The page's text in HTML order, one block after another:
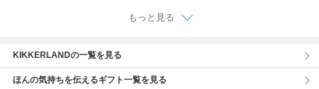
もっと見る
KIKKERLANDの一覧を見る
ほんの気持ちを伝えるギフト一覧を見る